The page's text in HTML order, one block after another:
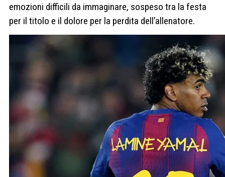
emozioni difficili da immaginare, sospeso tra la festa
per il titolo e il dolore per la perdita dell’allenatore.